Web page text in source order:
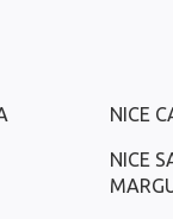
NICE
NICE